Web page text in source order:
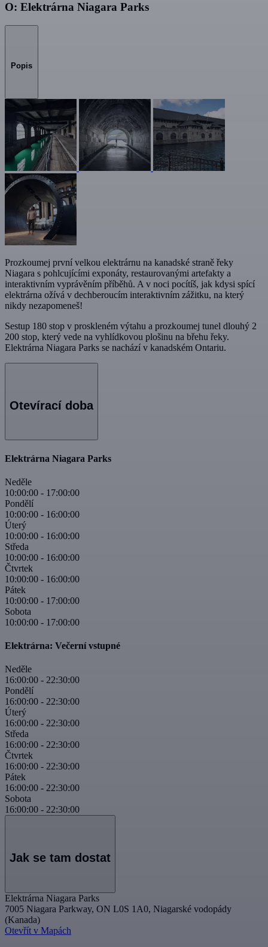
O: Elektrárna Niagara Parks
Popis
Prozkoumej první velkou elektrárnu na kanadské straně řeky
Niagara s pohlcujícími exponáty, restaurovanými artefakty a
interaktivním vyprávěním příběhů. A v noci pocítíš, jak kdysi spící
elektrárna ožívá v dechberoucím interaktivním zážitku, na který
nikdy nezapomeneš!
Sestup 180 stop v proskleném výtahu a prozkoumej tunel dlouhý 2
200 stop, který vede na vyhlídkovou plošinu na břehu řeky.
Elektrárna Niagara Parks se nachází v kanadském Ontariu.
Otevírací doba
Elektrárna Niagara Parks
Neděle
10:00:00 - 17:00:00
Pondělí
10:00:00 - 16:00:00
Úterý
10:00:00 - 16:00:00
Středa
10:00:00 - 16:00:00
Čtvrtek
10:00:00 - 16:00:00
Pátek
10:00:00 - 17:00:00
Sobota
10:00:00 - 17:00:00
Elektrárna: Večerní vstupné
Neděle
16:00:00 - 22:30:00
Pondělí
16:00:00 - 22:30:00
Úterý
16:00:00 - 22:30:00
Středa
16:00:00 - 22:30:00
Čtvrtek
16:00:00 - 22:30:00
Pátek
16:00:00 - 22:30:00
Sobota
16:00:00 - 22:30:00
Jak se tam dostat
Elektrárna Niagara Parks
7005 Niagara Parkway, ON L0S 1A0, Niagarské vodopády
(Kanada)
Otevřít v Mapách